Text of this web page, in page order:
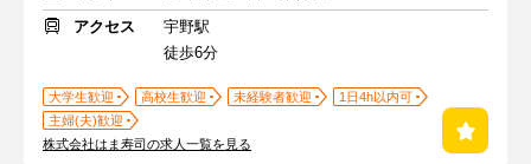
アクセス
宇野駅
徒歩6分
大学生歓迎 高校生歓迎 未経験者歓迎
1日4h以内可
主婦(夫)歓迎
株式会社はま寿司の求人一覧を見る